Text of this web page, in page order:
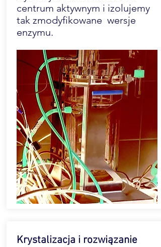
centrum aktywnym i izolujemy
tak zmodyfikowane wersje
enzymu.
Krystalizacja i rozwiązanie